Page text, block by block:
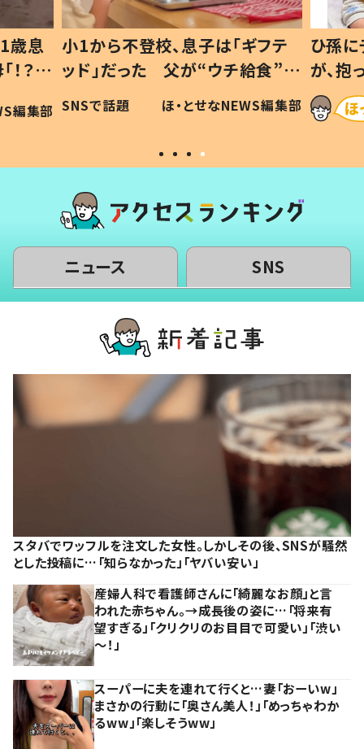
フテ
食”を
編集部
ひ孫にデレデレな80歳じいじ
が、抱っこすると…ひ孫の反応に
「涙が出ました」「可愛くて仕方な
い」
ほ・とせなNEWS編集部
ニュース SNS
スタバでワッフルを注文した女性。しかしその後、SNSが騒然
とした投稿に…「知らなかった」「ヤバい安い」
産婦人科で看護師さんに「綺麗なお顔」と言
われた赤ちゃん。→成長後の姿に…「将来有
望すぎる」「クリクリのお目目で可愛い」「渋い
～！」
スーパーに夫を連れて行くと…妻「おーいw」
まさかの行動に「奥さん美人！」「めっちゃわか
るww」「楽しそうww」